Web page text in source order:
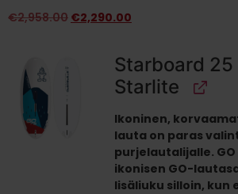
€2,958.00 €2,290.00
Starboard 25
Starlite
Ikoninen,
lauta on paras
purjelautalijalle.
ikonisen GO-
lisäliuku silloin, kun